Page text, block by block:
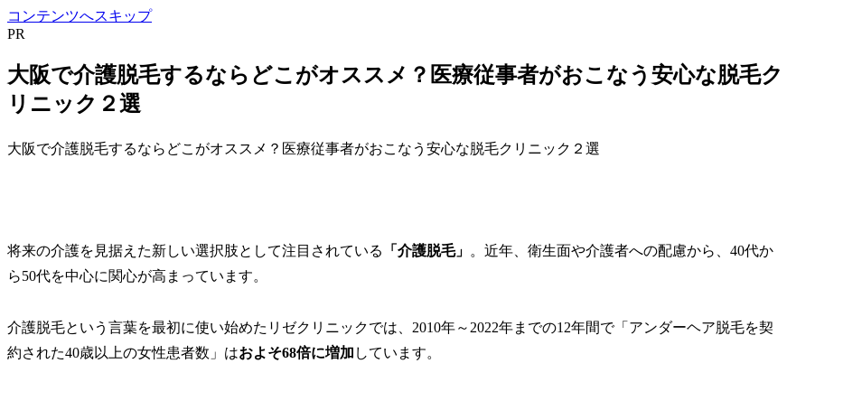
コンテンツへスキップ
PR
大阪で介護脱毛するならどこがオススメ？医療従事者がおこなう安心な脱毛ク
リニック２選
大阪で介護脱毛するならどこがオススメ？医療従事者がおこなう安心な脱毛クリニック２選
将来の介護を見据えた新しい選択肢として注目されている 「介護脱毛」 。近年、衛生面や介護者への配慮から、40代か
ら50代を中心に関心が高まっています。
介護脱毛という言葉を最初に使い始めたリゼクリニックでは、2010年～2022年までの12年間で「アンダーヘア脱毛を契
約された40歳以上の女性患者数」はおよそ68倍に増加 しています。